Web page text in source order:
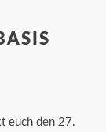
euch den 27.